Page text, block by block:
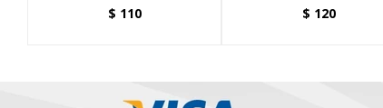
$ 110 $ 120